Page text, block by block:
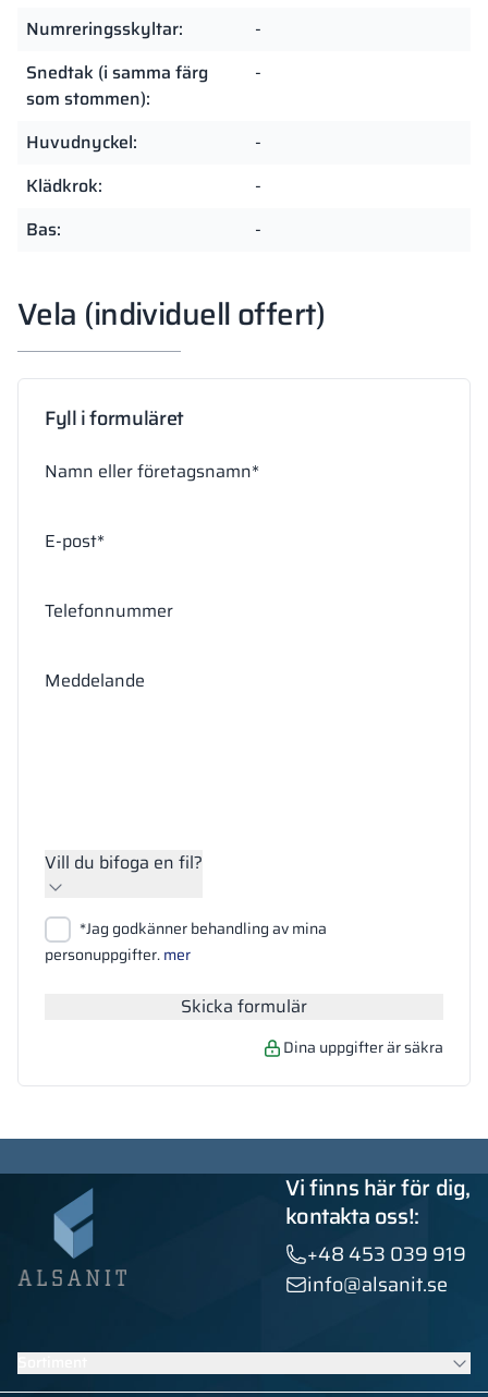
Numreringsskyltar:
-
Snedtak (i samma färg
som stommen):
-
Huvudnyckel:
-
Klädkrok:
-
Bas:
-
Vela (individuell offert)
Fyll i formuläret
Namn eller företagsnamn*
E-post*
Telefonnummer
Meddelande
Vill du bifoga en fil?
Bifoga filer
Sök
*Jag godkänner behandling av mina
personuppgifter.mer
Skicka formulär
Dina uppgifter är säkra
Vi finns här för dig,
kontakta oss!:
+48 453 039 919
info@alsanit.se